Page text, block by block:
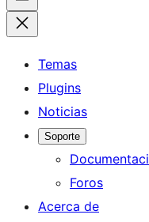
Temas
Plugins
Noticias
Soporte
Foros
Acerca de